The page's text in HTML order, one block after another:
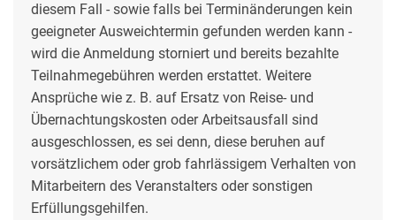
diesem Fall - sowie falls bei Terminänderungen kein
geeigneter Ausweichtermin gefunden werden kann -
wird die Anmeldung storniert und bereits bezahlte
Teilnahmegebühren werden erstattet. Weitere
Ansprüche wie z. B. auf Ersatz von Reise- und
Übernachtungskosten oder Arbeitsausfall sind
ausgeschlossen, es sei denn, diese beruhen auf
vorsätzlichem oder grob fahrlässigem Verhalten von
Mitarbeitern des Veranstalters oder sonstigen
Erfüllungsgehilfen.